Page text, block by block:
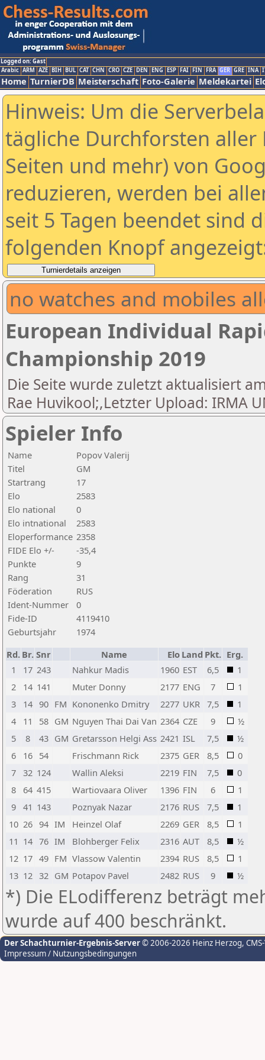
Logged on: Gast
Arabic ARM AZE BIH BUL CAT CHN CRO CZE DEN ENG ESP FAI FIN FRA GER GRE INA
Home TurnierDB Meisterschaft Foto-Galerie Meldekartei
Hinweis: Um die
tägliche Durchforsten aller
Seiten und mehr) von
reduzieren, werden bei
seit 5 Tagen beendet sind
folgenden Knopf
no watches and mobiles
European Individual
Championship 2019
Die Seite wurde zuletzt aktualisiert
Rae Huvikool;,Letzter Upload: IRMA
Spieler Info
Name
Popov Valerij
Titel
GM
Startrang
17
Elo
2583
Elo national
0
Elo intnational
2583
Eloperformance 2358
FIDE Elo +/-
-35,4
Punkte
9
Rang
31
Föderation
RUS
Ident-Nummer
0
Fide-ID
4119410
Geburtsjahr
1974
Rd. Br. Snr Name Elo Land Pkt. Erg.
1
17 243 Nahkur Madis 1960 EST 6,5
1
2
14 141 Muter Donny 2177 ENG 7
1
3
14 90 FM Kononenko Dmitry 2277 UKR 7,5
1
4
11 58 GM Nguyen Thai Dai Van 2364 CZE 9
½
5
8 43 GM Gretarsson Helgi Ass 2421 ISL 7,5
½
6
16 54 Frischmann Rick 2375 GER 8,5
0
7
32 124 Wallin Aleksi 2219 FIN 7,5
0
8
64 415 Wartiovaara Oliver 1396 FIN 6
1
9
41 143 Poznyak Nazar 2176 RUS 7,5
1
10 26 94 IM Heinzel Olaf 2269 GER 8,5
1
11 14 76 IM Blohberger Felix 2316 AUT 8,5
½
12 17 49 FM Vlassow Valentin 2394 RUS 8,5
1
13 12 32 GM Potapov Pavel 2482 RUS 9 ½
*) Die ELodifferenz beträgt
wurde auf 400 beschränkt.
Der Schachturnier-Ergebnis-Server© 2006-2026 Heinz Herzog,
Impressum / Nutzungsbedingungen